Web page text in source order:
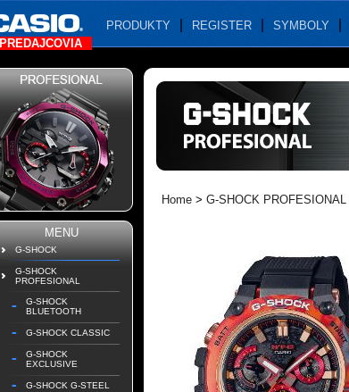
PRODUKTY REGISTER SYMBOLY
PREDAJCOVIA
MENU
G-SHOCK
G-SHOCK
PROFESIONAL
G-SHOCK
BLUETOOTH
G-SHOCK CLASSIC
G-SHOCK
EXCLUSIVE
G-SHOCK G-STEEL
Home > G-SHOCK PROFESIONAL